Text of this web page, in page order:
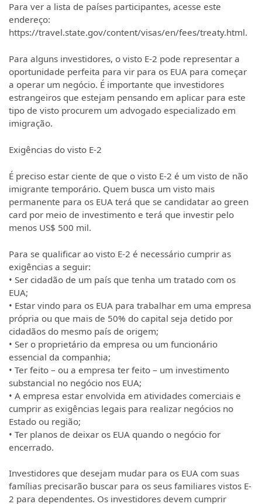
Para ver a lista de países participantes, acesse este
endereço:
https://travel.state.gov/content/visas/en/fees/treaty.html.
Para alguns investidores, o visto E-2 pode representar a
oportunidade perfeita para vir para os EUA para começar
a operar um negócio. É importante que investidores
estrangeiros que estejam pensando em aplicar para este
tipo de visto procurem um advogado especializado em
imigração.
Exigências do visto E-2
É preciso estar ciente de que o visto E-2 é um visto de não
imigrante temporário. Quem busca um visto mais
permanente para os EUA terá que se candidatar ao green
card por meio de investimento e terá que investir pelo
menos US$ 500 mil.
Para se qualificar ao visto E-2 é necessário cumprir as
exigências a seguir:
• Ser cidadão de um país que tenha um tratado com os
EUA;
• Estar vindo para os EUA para trabalhar em uma empresa
própria ou que mais de 50% do capital seja detido por
cidadãos do mesmo país de origem;
• Ser o proprietário da empresa ou um funcionário
essencial da companhia;
• Ter feito – ou a empresa ter feito – um investimento
substancial no negócio nos EUA;
• A empresa estar envolvida em atividades comerciais e
cumprir as exigências legais para realizar negócios no
Estado ou região;
• Ter planos de deixar os EUA quando o negócio for
encerrado.
Investidores que desejam mudar para os EUA com suas
famílias precisarão buscar para os seus familiares vistos E-
2 para dependentes. Os investidores devem cumprir